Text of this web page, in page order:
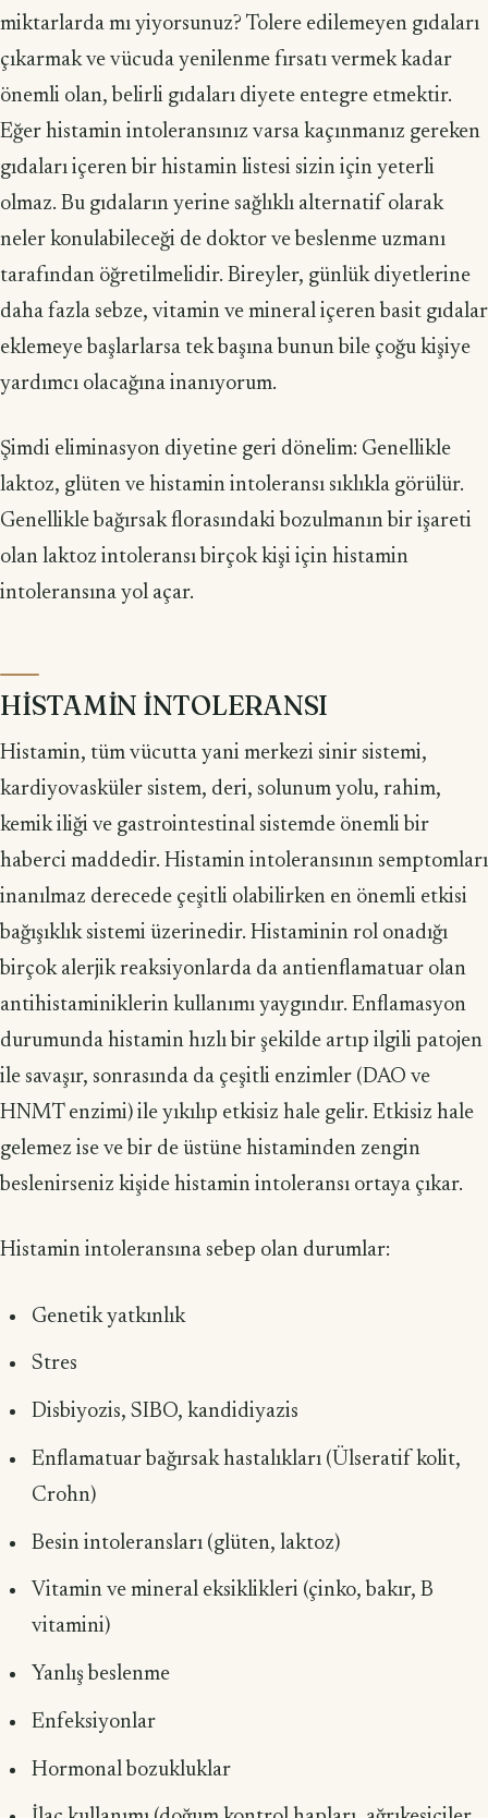
miktarlarda mı yiyorsunuz? Tolere edilemeyen gıdaları
çıkarmak ve vücuda yenilenme fırsatı vermek kadar
önemli olan, belirli gıdaları diyete entegre etmektir.
Eğer histamin intoleransınız varsa kaçınmanız gereken
gıdaları içeren bir histamin listesi sizin için yeterli
olmaz. Bu gıdaların yerine sağlıklı alternatif olarak
neler konulabileceği de doktor ve beslenme uzmanı
tarafından öğretilmelidir. Birey­ler, günlük diyetlerine
daha fazla sebze, vitamin ve mineral içeren basit gıdalar
ekle­meye başlarlarsa tek başına bunun bile çoğu kişiye
yardımcı olacağına inanıyorum.
Şimdi eliminasyon diyetine geri dönelim: Genellikle
laktoz, glüten ve hista­min intoleransı sıklıkla görülür.
Genellikle bağırsak florasındaki bozulmanın bir işareti
olan laktoz intoleransı birçok kişi için histamin
intoleransına yol açar.
HİSTAMİN İNTOLERANSI
Histamin, tüm vücutta yani merkezi sinir sistemi,
kardiyovasküler sistem, deri, solunum yolu, rahim,
kemik iliği ve gastrointestinal sistemde önemli bir
haberci maddedir. Histamin intoleransının semptomları
inanılmaz derecede çeşitli olabi­lirken en önemli etkisi
bağışıklık sistemi üzerinedir. Histaminin rol onadığı
birçok alerjik reaksiyonlarda da antienflamatuar olan
antihistaminiklerin kullanımı yay­gındır. Enflamasyon
durumunda histamin hızlı bir şekilde artıp ilgili patojen
ile savaşır, sonrasında da çeşitli enzimler (DAO ve
HNMT enzimi) ile yıkılıp etkisiz hale gelir. Etkisiz hale
gelemez ise ve bir de üstüne histaminden zengin
beslenirse­niz kişide histamin intoleransı ortaya çıkar.
Histamin intoleransına sebep olan durumlar:
Genetik yatkınlık
Stres
Disbiyozis, SIBO, kandidiyazis
Enflamatuar bağırsak hastalıkları (Ülseratif kolit,
Crohn)
Besin intoleransları (glüten, laktoz)
Vitamin ve mineral eksiklikleri (çinko, bakır, B
vitamini)
Yanlış beslenme
Enfeksiyonlar
Hormonal bozukluklar